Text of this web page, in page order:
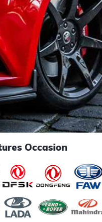
Occasion